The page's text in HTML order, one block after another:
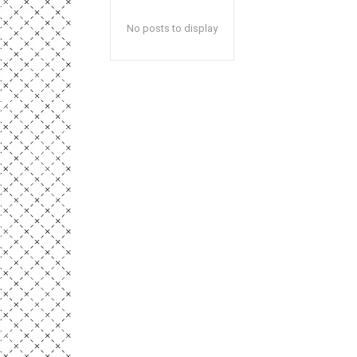
No posts to display